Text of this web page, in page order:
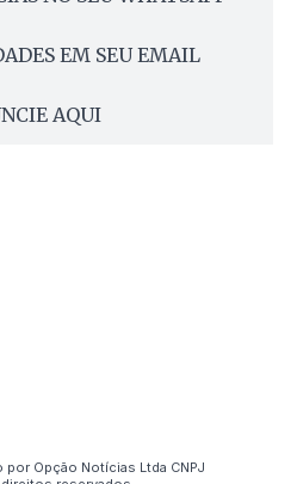
EM SEU EMAIL
AQUI
Opção Notícias Ltda CNPJ